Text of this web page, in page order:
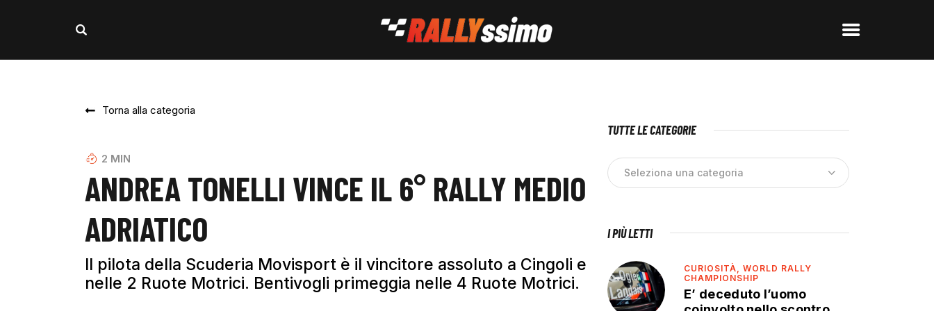
Torna alla categoria
2 MIN
ANDREA TONELLI VINCE IL 6° RALLY MEDIO
ADRIATICO
Il pilota della Scuderia Movisport è il vincitore assoluto a Cingoli e
nelle 2 Ruote Motrici. Bentivogli primeggia nelle 4 Ruote Motrici.
TUTTE LE CATEGORIE
I PIÙ LETTI
CURIOSITÀ,WORLD RALLY
CHAMPIONSHIP
E’ deceduto l’uomo